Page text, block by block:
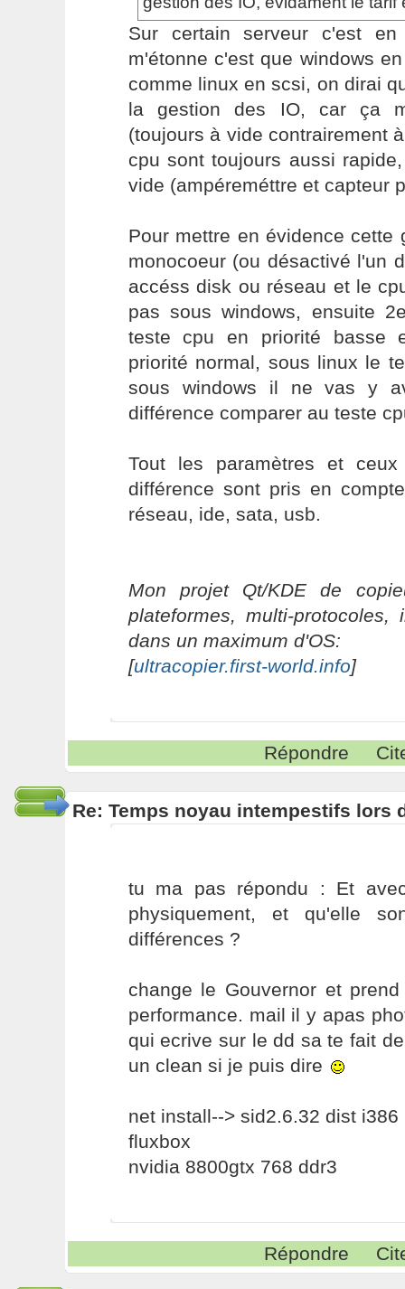
Sur certain serveur c'est
m'étonne c'est que windows
comme linux en scsi, on dirai
la gestion des IO, car ça
(toujours à vide contrairement
cpu sont toujours aussi
vide (ampéreméttre et capteur
Pour mettre en évidence cette
monocoeur (ou désactivé l'un
accéss disk ou réseau et le
pas sous windows, ensuite
teste cpu en priorité basse
priorité normal, sous linux le
sous windows il ne vas y
différence comparer au teste
Tout les paramètres et
différence sont pris en
réseau, ide, sata, usb.
Mon projet Qt/KDE de
plateformes, multi-protocoles,
dans un maximum d'OS:
[ultracopier.first-world.info]
Répondre
Re: Temps noyau intempestifs lors
tu ma pas répondu : Et
physiquement, et qu'elle
différences ?
change le Gouvernor et
performance. mail il y apas
qui ecrive sur le dd sa te fait
un clean si je puis dire
net install--> sid2.6.32 dist i386
fluxbox
nvidia 8800gtx 768 ddr3
Répondre